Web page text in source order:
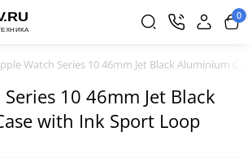
0
Watch Series 10 46mm Jet Black Aluminium
10 46mm Jet Black
with Ink Sport Loop